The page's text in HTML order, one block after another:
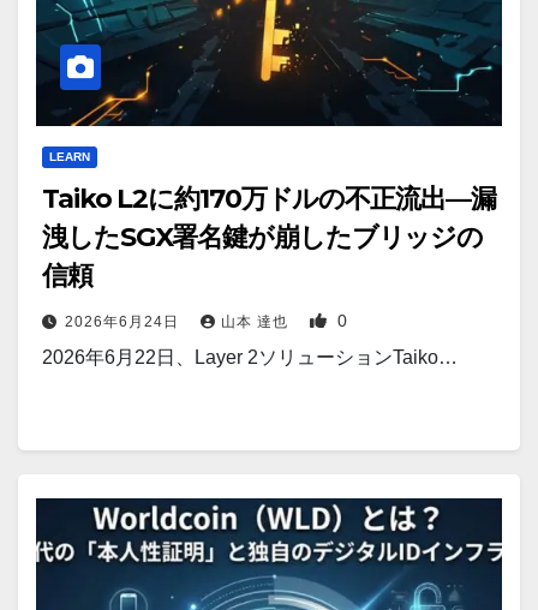
LEARN
Taiko L2に約170万ドルの不正流出—漏
洩したSGX署名鍵が崩したブリッジの
信頼
2026年6月24日 山本 達也 0
2026年6月22日、Layer 2ソリューションTaiko…